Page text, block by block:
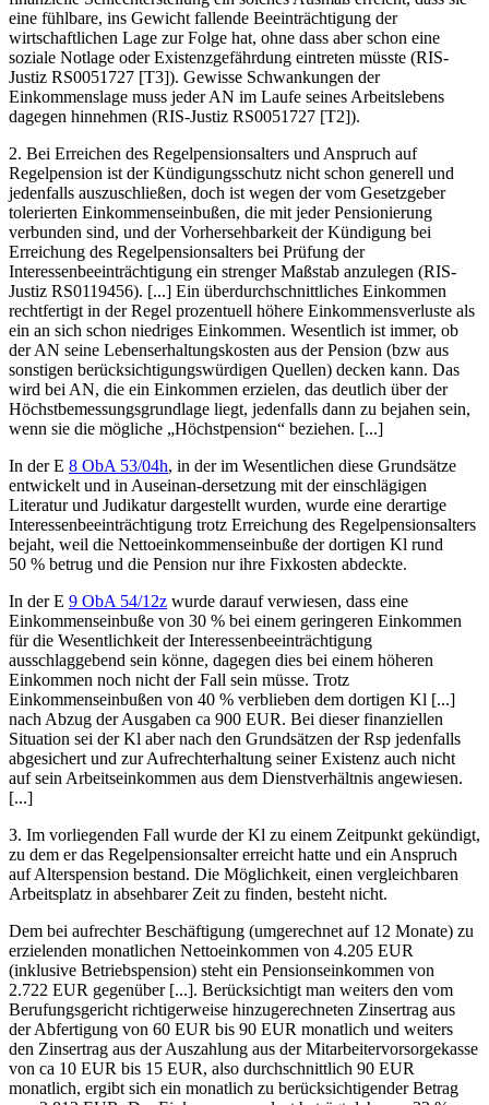
eine fühlbare, ins Gewicht fallende Beeinträchtigung der
wirtschaftlichen Lage zur Folge hat, ohne dass aber schon eine
soziale Notlage oder Existenzgefährdung eintreten müsste (RIS-
Justiz RS0051727 [T3]). Gewisse Schwankungen der
Einkommenslage muss jeder AN im Laufe seines Arbeitslebens
dagegen hinnehmen (RIS-Justiz RS0051727 [T2]).
2. Bei Erreichen des Regelpensionsalters und Anspruch auf
Regelpension ist der Kündigungsschutz nicht schon generell und
jedenfalls auszuschließen, doch ist wegen der vom Gesetzgeber
tolerierten Einkommenseinbußen, die mit jeder Pensionierung
verbunden sind, und der Vorhersehbarkeit der Kündigung bei
Erreichung des Regelpensionsalters bei Prüfung der
Interessenbeeinträchtigung ein strenger Maßstab anzulegen (RIS-
Justiz RS0119456). [...] Ein überdurchschnittliches Einkommen
rechtfertigt in der Regel prozentuell höhere Einkommensverluste als
ein an sich schon niedriges Einkommen. Wesentlich ist immer, ob
der AN seine Lebenserhaltungskosten aus der Pension (bzw aus
sonstigen berücksichtigungswürdigen Quellen) decken kann. Das
wird bei AN, die ein Einkommen erzielen, das deutlich über der
Höchstbemessungsgrundlage liegt, jedenfalls dann zu bejahen sein,
wenn sie die mögliche „Höchstpension“ beziehen. [...]
In der E 8 ObA 53/04h, in der im Wesentlichen diese Grundsätze
entwickelt und in Auseinan-dersetzung mit der einschlägigen
Literatur und Judikatur dargestellt wurden, wurde eine derartige
Interessenbeeinträchtigung trotz Erreichung des Regelpensionsalters
bejaht, weil die Nettoeinkommenseinbuße der dortigen Kl rund
50 % betrug und die Pension nur ihre Fixkosten abdeckte.
In der E 9 ObA 54/12z wurde darauf verwiesen, dass eine
Einkommenseinbuße von 30 % bei einem geringeren Einkommen
für die Wesentlichkeit der Interessenbeeinträchtigung
ausschlaggebend sein könne, dagegen dies bei einem höheren
Einkommen noch nicht der Fall sein müsse. Trotz
Einkommenseinbußen von 40 % verblieben dem dortigen Kl [...]
nach Abzug der Ausgaben ca 900 EUR. Bei dieser finanziellen
Situation sei der Kl aber nach den Grundsätzen der Rsp jedenfalls
abgesichert und zur Aufrechterhaltung seiner Existenz auch nicht
auf sein Arbeitseinkommen aus dem Dienstverhältnis angewiesen.
[...]
3. Im vorliegenden Fall wurde der Kl zu einem Zeitpunkt gekündigt,
zu dem er das Regelpensionsalter erreicht hatte und ein Anspruch
auf Alterspension bestand. Die Möglichkeit, einen vergleichbaren
Arbeitsplatz in absehbarer Zeit zu finden, besteht nicht.
Dem bei aufrechter Beschäftigung (umgerechnet auf 12 Monate) zu
erzielenden monatlichen Nettoeinkommen von 4.205 EUR
(inklusive Betriebspension) steht ein Pensionseinkommen von
2.722 EUR gegenüber [...]. Berücksichtigt man weiters den vom
Berufungsgericht richtigerweise hinzugerechneten Zinsertrag aus
der Abfertigung von 60 EUR bis 90 EUR monatlich und weiters
den Zinsertrag aus der Auszahlung aus der Mitarbeitervorsorgekasse
von ca 10 EUR bis 15 EUR, also durchschnittlich 90 EUR
monatlich, ergibt sich ein monatlich zu berücksichtigender Betrag